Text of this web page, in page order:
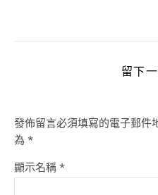
留下
發佈留言必須填寫的電子郵件
為 *
顯示名稱 *